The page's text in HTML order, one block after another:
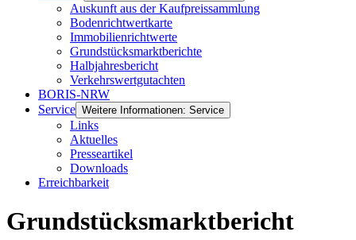
Auskunft aus der Kaufpreissammlung
Bodenrichtwertkarte
Immobilienrichtwerte
Grundstücksmarktberichte
Halbjahresbericht
Verkehrswertgutachten
BORIS-NRW
Service Weitere Informationen: Service
Links
Aktuelles
Presseartikel
Downloads
Erreichbarkeit
Grundstücksmarktbericht